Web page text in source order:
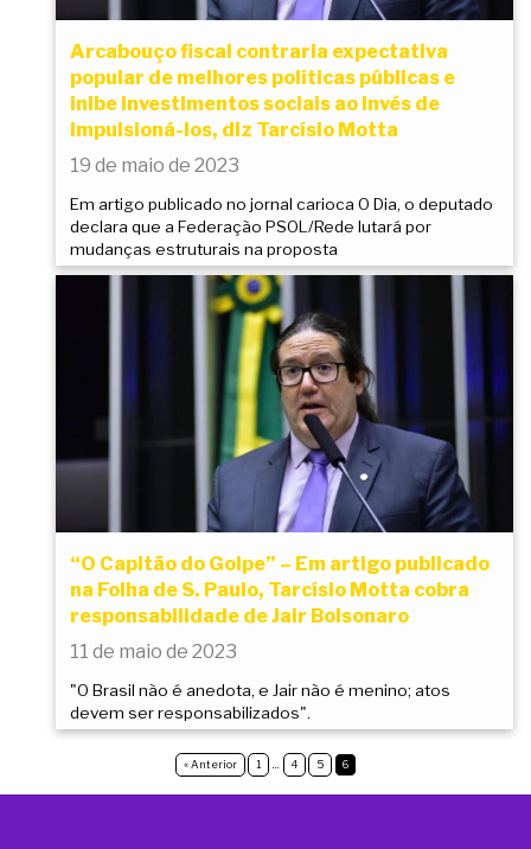
Arcabouço fiscal contraria expectativa
popular de melhores políticas públicas e
inibe investimentos sociais ao invés de
impulsioná-los, diz Tarcísio Motta
19 de maio de 2023
Em artigo publicado no jornal carioca O Dia, o deputado
declara que a Federação PSOL/Rede lutará por
mudanças estruturais na proposta
“O Capitão do Golpe” – Em artigo publicado
na Folha de S. Paulo, Tarcísio Motta cobra
responsabilidade de Jair Bolsonaro
11 de maio de 2023
"O Brasil não é anedota, e Jair não é menino; atos
devem ser responsabilizados".
« Anterior 1 4 5 6